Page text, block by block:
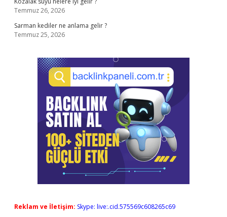
Temmuz 26, 2026
Sarman kediler ne anlama gelir ?
Temmuz 25, 2026
Reklam ve İletişim: Skype: live:.cid.575569c608265c69